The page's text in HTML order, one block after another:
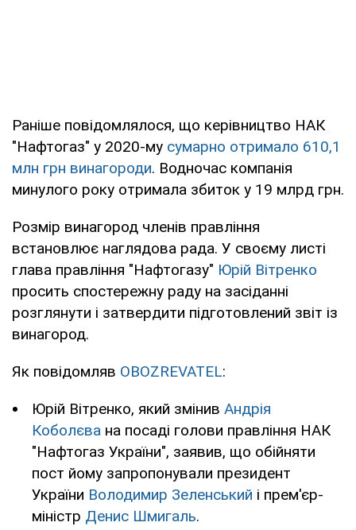
Раніше повідомлялося, що керівництво НАК
"Нафтогаз" у 2020-му сумарно отримало 610,1
млн грн винагороди. Водночас компанія
минулого року отримала збиток у 19 млрд грн.
Розмір винагород членів правління
встановлює наглядова рада. У своєму листі
глава правління "Нафтогазу" Юрій Вітренко
просить спостережну раду на засіданні
розглянути і затвердити підготовлений звіт із
винагород.
Як повідомляв OBOZREVATEL:
Юрій Вітренко, який змінив Андрія
Коболєва на посаді голови правління НАК
"Нафтогаз України", заявив, що обійняти
пост йому запропонували президент
України Володимир Зеленський і прем'єр-
міністр Денис Шмигаль.